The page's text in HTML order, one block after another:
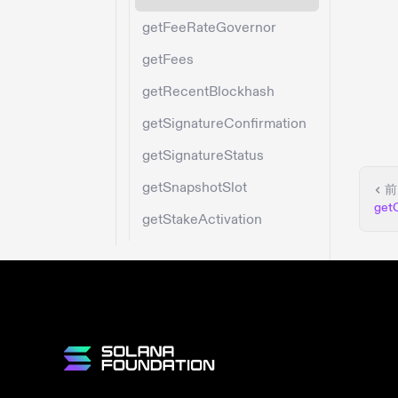
getFeeRateGovernor
getFees
getRecentBlockhash
getSignatureConfirmation
getSignatureStatus
getSnapshotSlot
getStakeActivation
前